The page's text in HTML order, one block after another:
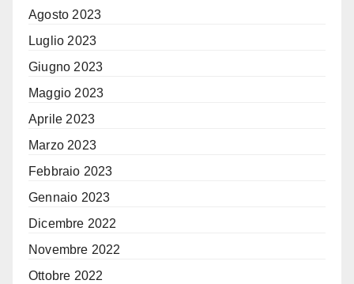
Agosto 2023
Luglio 2023
Giugno 2023
Maggio 2023
Aprile 2023
Marzo 2023
Febbraio 2023
Gennaio 2023
Dicembre 2022
Novembre 2022
Ottobre 2022